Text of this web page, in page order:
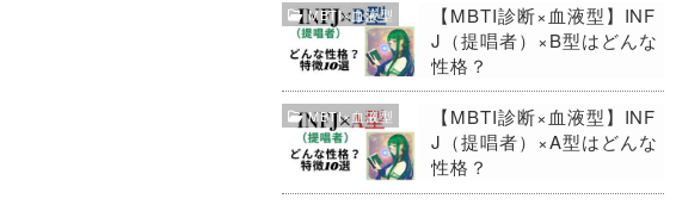
MBTI×血液型
【MBTI診断×血液型】INF
J（提唱者）×B型はどんな
性格？
MBTI×血液型
【MBTI診断×血液型】INF
J（提唱者）×A型はどんな
性格？